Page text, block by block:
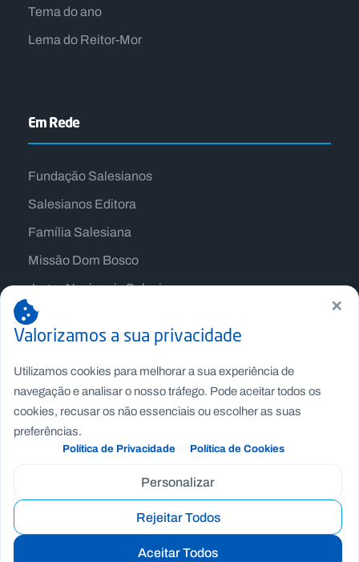
Tema do ano
Lema do Reitor-Mor
Em Rede
Fundação Salesianos
Salesianos Editora
Família Salesiana
Missão Dom Bosco
Jogos Nacionais Salesianos
Copyright © Fundação Salesianos
Recrutamento|Canal de Denúncia Interno|Politica de
Politica de Cookies|Termos e Condições
×
Valorizamos a sua privacidade
Utilizamos cookies para melhorar a sua experiência de
navegação e analisar o nosso tráfego. Pode aceitar todos os
cookies, recusar os não essenciais ou escolher as suas
preferências.
Política de Privacidade Política de Cookies
Personalizar
Rejeitar Todos
Aceitar Todos